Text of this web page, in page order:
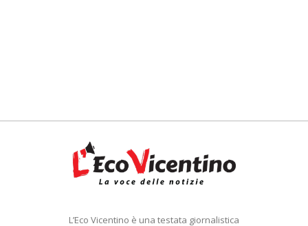
L’Eco Vicentino è una testata giornalistica